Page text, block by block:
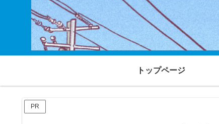
トップページ
PR